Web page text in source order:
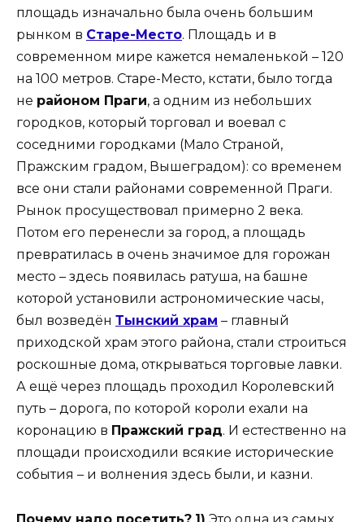
площадь изначально была очень большим
рынком в Старе-Место. Площадь и в
современном мире кажется немаленькой – 120
на 100 метров. Старе-Место, кстати, было тогда
не районом Праги, а одним из небольших
городков, который торговал и воевал с
соседними городками (Мало Страной,
Пражским градом, Вышеградом): со временем
все они стали районами современной Праги.
Рынок просуществовал примерно 2 века.
Потом его перенесли за город, а площадь
превратилась в очень значимое для горожан
место – здесь появилась ратуша, на башне
которой установили астрономические часы,
был возведён Тынский храм – главный
приходской храм этого района, стали строиться
роскошные дома, открываться торговые лавки.
А ещё через площадь проходил Королевский
путь – дорога, по которой короли ехали на
коронацию в Пражский град. И естественно на
площади происходили всякие исторические
события – и волнения здесь были, и казни.
Почему надо посетить? 1) Это одна из самых